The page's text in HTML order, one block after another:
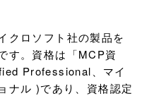
クロソフト社の製品を
す。資格は「MCP資
Professional、マイ
ナル )であり、資格認定